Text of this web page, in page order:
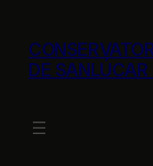
contenido
DE